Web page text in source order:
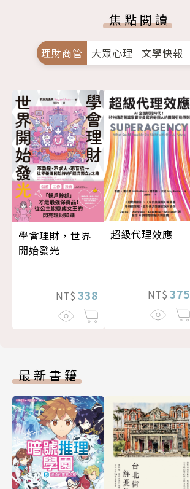
焦點閱讀
理財商管 大眾心理 文學快報
學會理財，世界
開始發光
NT$ 338
超級代理效應
NT$ 375
最新書籍